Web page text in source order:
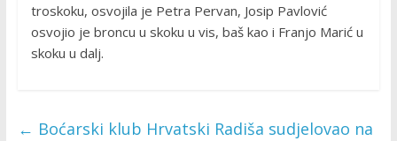
troskoku, osvojila je Petra Pervan, Josip Pavlović
osvojio je broncu u skoku u vis, baš kao i Franjo Marić u
skoku u dalj.
← Boćarski klub Hrvatski Radiša sudjelovao na